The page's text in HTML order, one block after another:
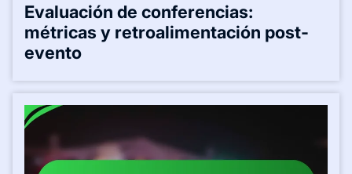
Evaluación de conferencias:
métricas y retroalimentación post-
evento